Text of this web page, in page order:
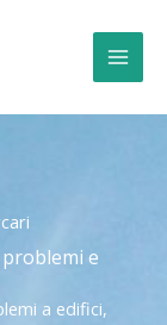
e
a edifici,